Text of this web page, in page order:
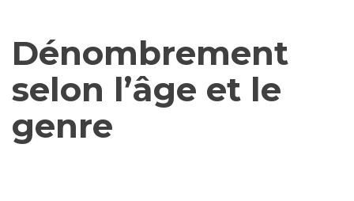
Dénombrement
selon l’âge et le
genre